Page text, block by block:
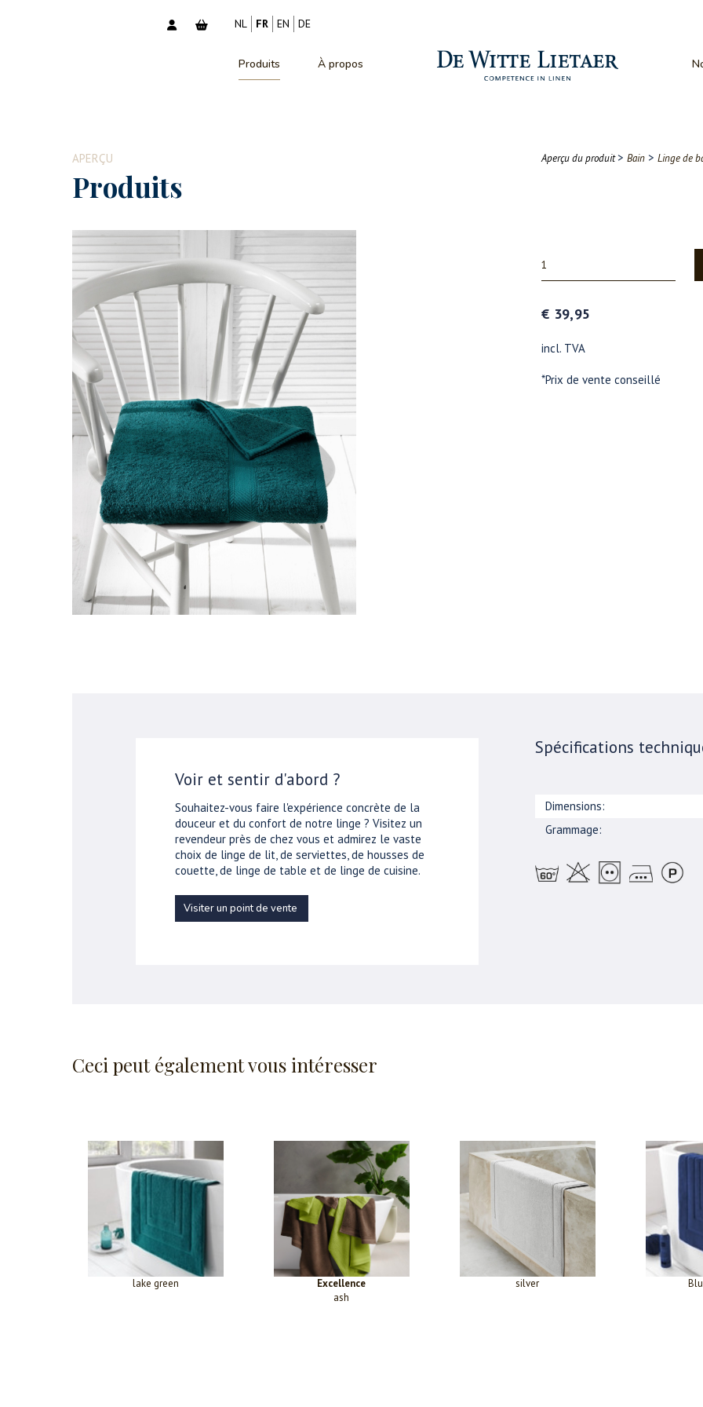
NL FR EN DE
Produits À propos
APERÇU
Produits
Aperçu du produit > Bain > Linge de
€ 39,95
incl. TVA
*Prix de vente conseillé
Voir et sentir d'abord ?
Souhaitez-vous faire l'expérience concrète de la
douceur et du confort de notre linge ? Visitez un
revendeur près de chez vous et admirez le vaste
choix de linge de lit, de serviettes, de housses de
couette, de linge de table et de linge de cuisine.
Visiter un point de vente
Spécifications
Dimensions:
Grammage:
Ceci peut également vous intéresser
lake green
Excellence
ash
silver